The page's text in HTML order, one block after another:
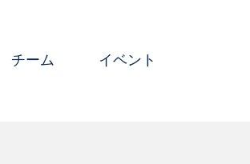
チーム イベント